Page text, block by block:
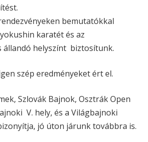
bemutatókkal
karatét és az
állandó helyszínt biztosítunk.
szép eredményeket ért el.
Szlovák Bajnok, Osztrák Open
V. hely, és a Világbajnoki
jó úton járunk továbbra is.